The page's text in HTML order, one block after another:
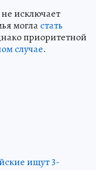
исключает
могластать
приоритетной
случае.
ищут 3-